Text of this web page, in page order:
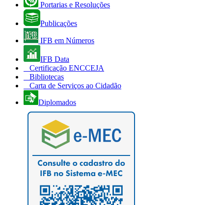
Portarias e Resoluções
Publicações
IFB em Números
IFB Data
Certificação ENCCEJA
Bibliotecas
Carta de Serviços ao Cidadão
Diplomados